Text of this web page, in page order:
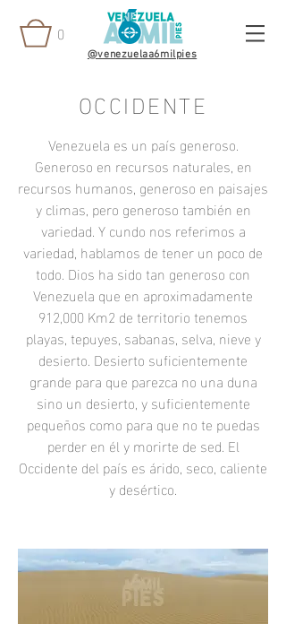
0
@venezuelaa6milpies
OCCIDENTE
Venezuela es un país generoso.
Generoso en recursos naturales, en
recursos humanos, generoso en paisajes
y climas, pero generoso también en
variedad. Y cundo nos referimos a
variedad, hablamos de tener un poco de
todo. Dios ha sido tan generoso con
Venezuela que en aproximadamente
912,000 Km2 de territorio tenemos
playas, tepuyes, sabanas, selva, nieve y
desierto. Desierto suficientemente
grande para que parezca no una duna
sino un desierto, y suficientemente
pequeños como para que no te puedas
perder en él y morirte de sed. El
Occidente del país es árido, seco, caliente
ydesértico.